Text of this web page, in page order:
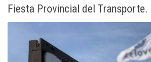
Fiesta Provincial del Transporte.